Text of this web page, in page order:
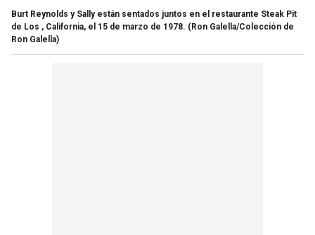
Burt Reynolds y Sally están sentados juntos en el restaurante Steak Pit
de Los , California, el 15 de marzo de 1978. (Ron Galella/Colección de
Ron Galella)